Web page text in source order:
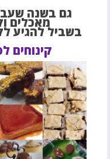
גם בשנה
מאכלים
בשביל להגיע
קינוחים